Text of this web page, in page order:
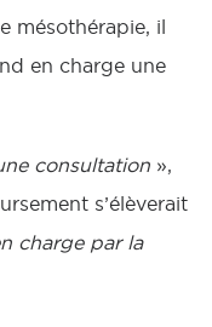
mésothérapie, il
en charge une
consultation »,
s’élèverait
charge par la